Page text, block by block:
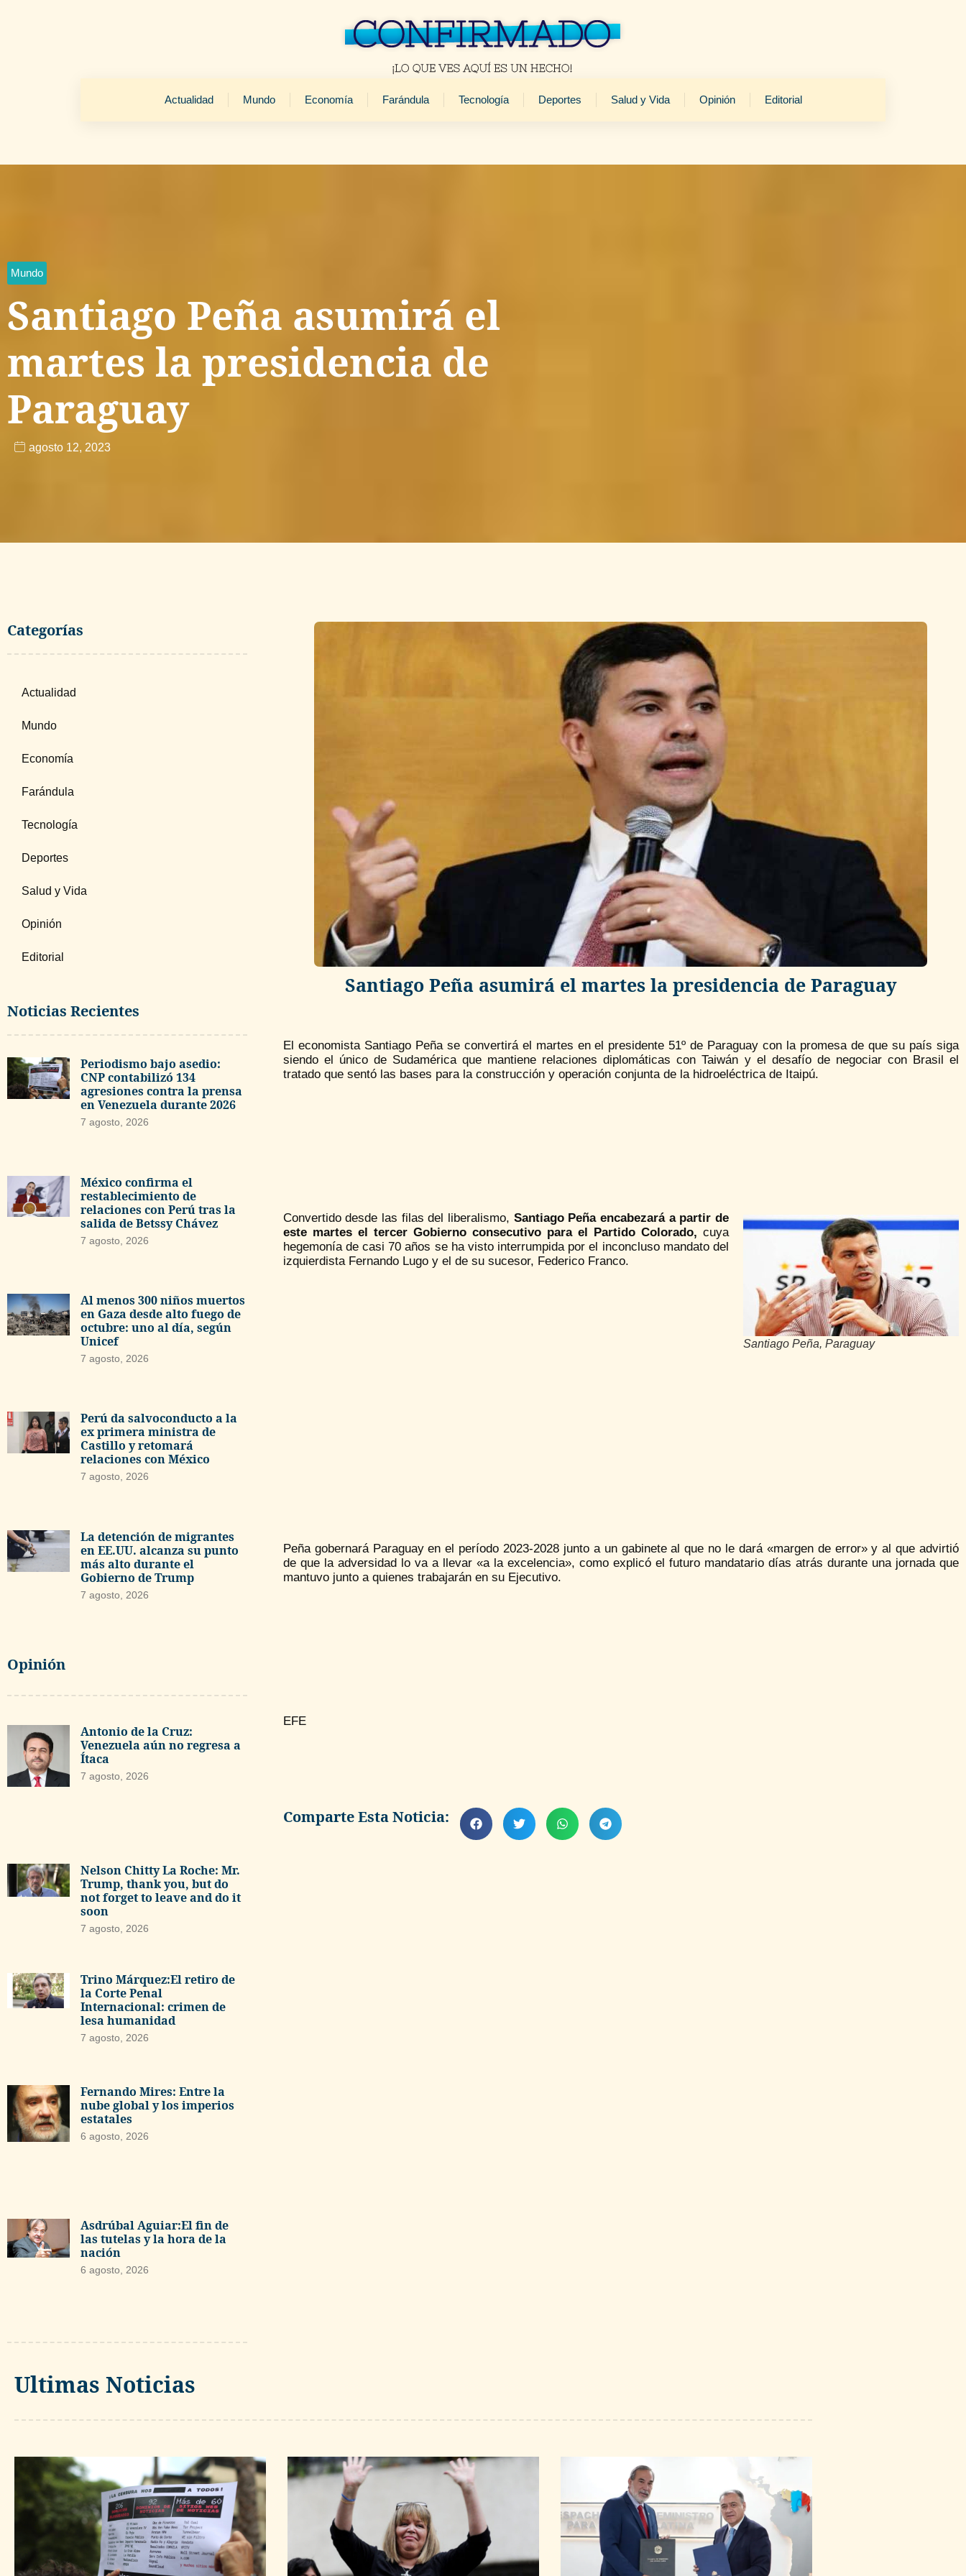
Actualidad Mundo Economía Farándula Tecnología Deportes Salud y Vida Opinión Editorial
Mundo
Santiago Peña asumirá el
martes la presidencia de
Paraguay
agosto 12, 2023
Categorías
Actualidad
Mundo
Economía
Farándula
Tecnología
Deportes
Salud y Vida
Opinión
Editorial
Noticias Recientes
Periodismo bajo asedio:
CNP contabilizó 134
agresiones contra la prensa
en Venezuela durante 2026
7 agosto, 2026
México confirma el
restablecimiento de
relaciones con Perú tras la
salida de Betssy Chávez
7 agosto, 2026
Al menos 300 niños muertos
en Gaza desde alto fuego de
octubre: uno al día, según
Unicef
7 agosto, 2026
Perú da salvoconducto a la
ex primera ministra de
Castillo y retomará
relaciones con México
7 agosto, 2026
La detención de migrantes
en EE.UU. alcanza su punto
más alto durante el
Gobierno de Trump
7 agosto, 2026
Opinión
Antonio de la Cruz:
Venezuela aún no regresa a
Ítaca
7 agosto, 2026
Nelson Chitty La Roche: Mr.
Trump, thank you, but do
not forget to leave and do it
soon
7 agosto, 2026
Trino Márquez:El retiro de
la Corte Penal
Internacional: crimen de
lesa humanidad
7 agosto, 2026
Fernando Mires: Entre la
nube global y los imperios
estatales
6 agosto, 2026
Asdrúbal Aguiar:El fin de
las tutelas y la hora de la
nación
6 agosto, 2026
Santiago Peña asumirá el martes la presidencia de Paraguay
El economista Santiago Peña se convertirá el martes en el presidente 51º de Paraguay con la promesa de que su país siga
siendo el único de Sudamérica que mantiene relaciones diplomáticas con Taiwán y el desafío de negociar con Brasil el
tratado que sentó las bases para la construcción y operación conjunta de la hidroeléctrica de Itaipú.
Santiago Peña, Paraguay
Convertido desde las filas del liberalismo, Santiago Peña encabezará a partir de
este martes el tercer Gobierno consecutivo para el Partido Colorado, cuya
hegemonía de casi 70 años se ha visto interrumpida por el inconcluso mandato del
izquierdista Fernando Lugo y el de su sucesor, Federico Franco.
Peña gobernará Paraguay en el período 2023-2028 junto a un gabinete al que no le dará «margen de error» y al que advirtió
de que la adversidad lo va a llevar «a la excelencia», como explicó el futuro mandatario días atrás durante una jornada que
mantuvo junto a quienes trabajarán en su Ejecutivo.
EFE
Comparte Esta Noticia:
Ultimas Noticias